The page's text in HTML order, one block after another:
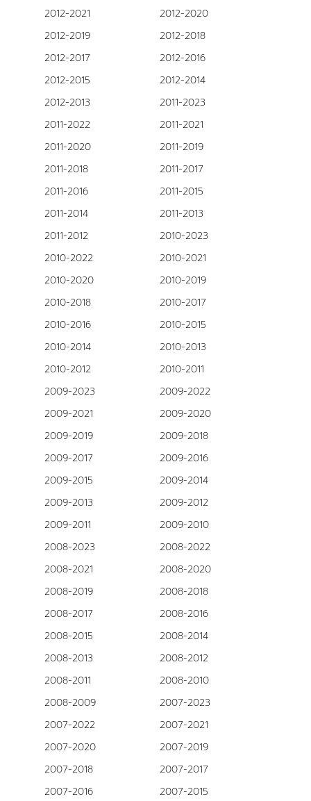
2012-2021
2012-2020
2012-2019
2012-2018
2012-2017
2012-2016
2012-2015
2012-2014
2012-2013
2011-2023
2011-2022
2011-2021
2011-2020
2011-2019
2011-2018
2011-2017
2011-2016
2011-2015
2011-2014
2011-2013
2011-2012
2010-2023
2010-2022
2010-2021
2010-2020
2010-2019
2010-2018
2010-2017
2010-2016
2010-2015
2010-2014
2010-2013
2010-2012
2010-2011
2009-2023
2009-2022
2009-2021
2009-2020
2009-2019
2009-2018
2009-2017
2009-2016
2009-2015
2009-2014
2009-2013
2009-2012
2009-2011
2009-2010
2008-2023
2008-2022
2008-2021
2008-2020
2008-2019
2008-2018
2008-2017
2008-2016
2008-2015
2008-2014
2008-2013
2008-2012
2008-2011
2008-2010
2008-2009
2007-2023
2007-2022
2007-2021
2007-2020
2007-2019
2007-2018
2007-2017
2007-2016
2007-2015